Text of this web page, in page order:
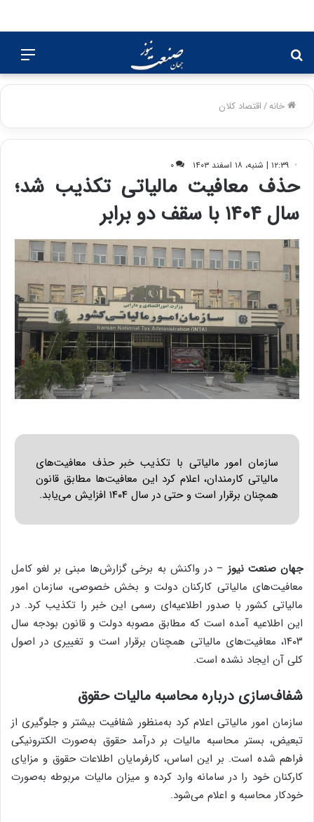
برای
خانه/اقتصاد کلان
۱۲:۳۹ | شنبه، ۱۸ اسفند ۱۴۰۳ ۰
حذف معافیت مالیاتی تکذیب شد؛
سال ۱۴۰۴ با سقف دو برابر
سازمان امور مالیاتی با تکذیب خبر حذف معافیت‌های
مالیاتی کارمندان، اعلام کرد این معافیت‌ها مطابق قانون
همچنان برقرار است و حتی در سال ۱۴۰۴ افزایش می‌یابد.
جهان صنعت نیوز– در واکنش به برخی گزارش‌ها مبنی بر لغو کامل
معافیت‌های مالیاتی کارکنان دولت و بخش خصوصی، سازمان امور
مالیاتی کشور با صدور اطلاعیه‌ای رسمی این خبر را تکذیب کرد. در
این اطلاعیه آمده است که مطابق مصوبه دولت و قانون بودجه سال
۱۴۰۳، معافیت‌های مالیاتی همچنان برقرار است و تغییری در اصول
کلی آن ایجاد نشده است.
شفاف‌سازی درباره محاسبه مالیات حقوق
سازمان امور مالیاتی اعلام کرد به‌منظور شفافیت بیشتر و جلوگیری از
تبعیض، بستر محاسبه مالیات بر درآمد حقوق به‌صورت الکترونیکی
فراهم شده است. بر این اساس، کارفرمایان اطلاعات حقوق و مزایای
کارکنان خود را در سامانه وارد کرده و میزان مالیات مربوطه به‌صورت
خودکار محاسبه و اعلام می‌شود.